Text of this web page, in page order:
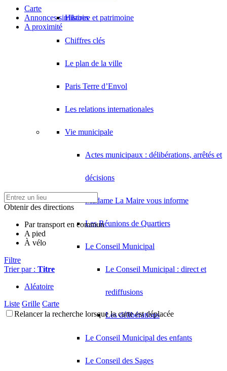
Histoire et patrimoine
Chiffres clés
Le plan de la ville
Paris Terre d’Envol
Les relations internationales
Vie municipale
Actes municipaux : délibérations, arrêtés et
décisions
Madame La Maire vous informe
Les Réunions de Quartiers
Le Conseil Municipal
Le Conseil Municipal : direct et
rediffusions
Les délibérations
Le Conseil Municipal des enfants
Le Conseil des Sages
Carte
Annonces similaires
A proximité
Obtenir des directions
Par transport en commun
A pied
À vélo
Filtre
Trier par : Titre
Aléatoire
Liste Grille Carte
Relancer la recherche lorsque la carte est déplacée